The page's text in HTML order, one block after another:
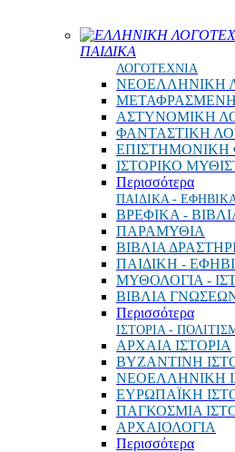
ΕΛΛΗΝΙΚΗ
ΠΑΙΔΙΚΑ
ΛΟΓΟΤΕΧΝΙΑ
ΝΕΟΕΛΛΗΝΙΚΗ
ΑΣΤΥΝΟΜΙΚΗ
ΦΑΝΤΑΣΤΙΚΗ
ΕΠΙΣΤΗΜΟΝΙΚΗ
ΙΣΤΟΡΙΚΟ
Περισσότερα
ΠΑΙΔΙΚΑ -
ΒΡΕΦΙΚΑ -
ΠΑΡΑΜΥΘΙΑ
ΒΙΒΛΙΑ
ΠΑΙΔΙΚΗ -
ΜΥΘΟΛΟΓΙΑ -
ΒΙΒΛΙΑ
Περισσότερα
ΙΣΤΟΡΙΑ -
ΑΡΧΑΙΑ ΙΣΤΟΡΙΑ
ΒΥΖΑΝΤΙΝΗ
ΝΕΟΕΛΛΗΝΙΚΗ
ΕΥΡΩΠΑΪΚΗ
ΠΑΓΚΟΣΜΙΑ
ΑΡΧΑΙΟΛΟΓΙΑ
Περισσότερα